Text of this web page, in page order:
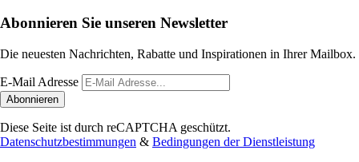
Abonnieren Sie unseren Newsletter
Die neuesten Nachrichten, Rabatte und Inspirationen in Ihrer Mailbox.
E-Mail Adresse
Abonnieren
Diese Seite ist durch reCAPTCHA geschützt.
Datenschutzbestimmungen & Bedingungen der Dienstleistung